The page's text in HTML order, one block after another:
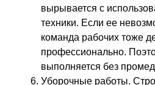
вырывается с
техники. Если ее
команда рабочих тоже
профессионально.
выполняется без
Уборочные работы.